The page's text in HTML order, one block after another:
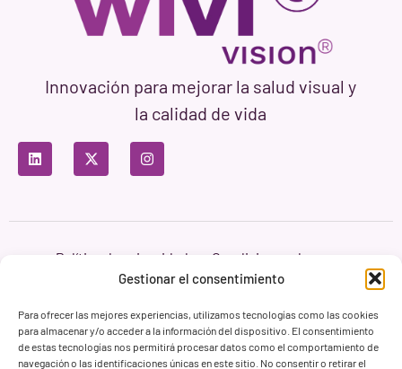
Gestionar el consentimiento
Para ofrecer las mejores experiencias, utilizamos tecnologías como las cookies
para almacenar y/o acceder a la información del dispositivo. El consentimiento
de estas tecnologías nos permitirá procesar datos como el comportamiento de
navegación o las identificaciones únicas en este sitio. No consentir o retirar el
Innovación para mejorar la salud visual y
la calidad de vida
Política de privacidad
Condiciones de uso
Política de cookies